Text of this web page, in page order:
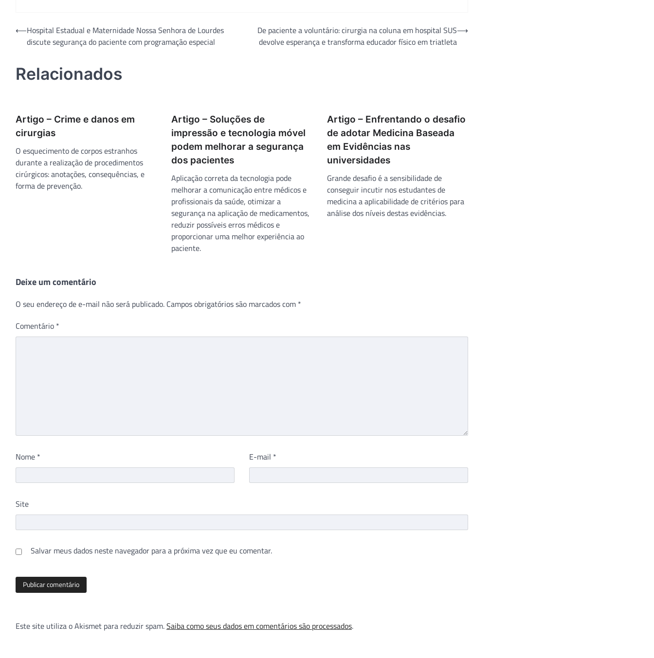
Navegação
⟵Hospital Estadual e Maternidade Nossa Senhora de Lourdes
discute segurança do paciente com programação especial
De paciente a voluntário: cirurgia na coluna em hospital SUS
devolve esperança e transforma educador físico em triatleta
⟶
Relacionados
Artigo – Crime e danos em
cirurgias
O esquecimento de corpos estranhos
durante a realização de procedimentos
cirúrgicos: anotações, consequências, e
forma de prevenção.
Artigo – Soluções de
impressão e tecnologia móvel
podem melhorar a segurança
dos pacientes
Aplicação correta da tecnologia pode
melhorar a comunicação entre médicos e
profissionais da saúde, otimizar a
segurança na aplicação de medicamentos,
reduzir possíveis erros médicos e
proporcionar uma melhor experiência ao
paciente.
Artigo – Enfrentando o desafio
de adotar Medicina Baseada
em Evidências nas
universidades
Grande desafio é a sensibilidade de
conseguir incutir nos estudantes de
medicina a aplicabilidade de critérios para
análise dos níveis destas evidências.
Deixe um comentário
O seu endereço de e-mail não será publicado. Campos obrigatórios são marcados com *
Comentário *
Nome * E-mail *
Site
Salvar meus dados neste navegador para a próxima vez que eu comentar.
Este site utiliza o Akismet para reduzir spam.Saiba como seus dados em comentários são processados.